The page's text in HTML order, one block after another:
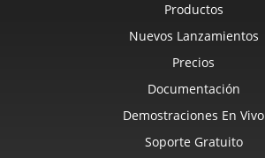
Productos
Nuevos Lanzamientos
Precios
Documentación
Demostraciones En Vivo
Soporte Gratuito